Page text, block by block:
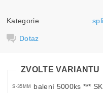
Kategorie
Dotaz
ZVOLTE VARIANTU
S-35MM
balení 5000ks ***